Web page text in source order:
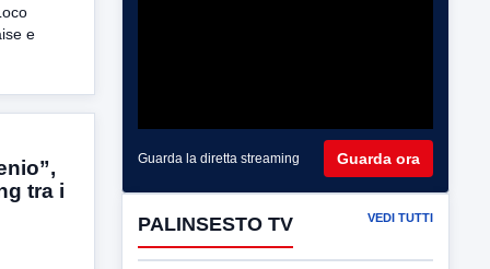
e
tra i
Guarda la diretta streaming Guarda ora
PALINSESTO TV VEDI TUTTI